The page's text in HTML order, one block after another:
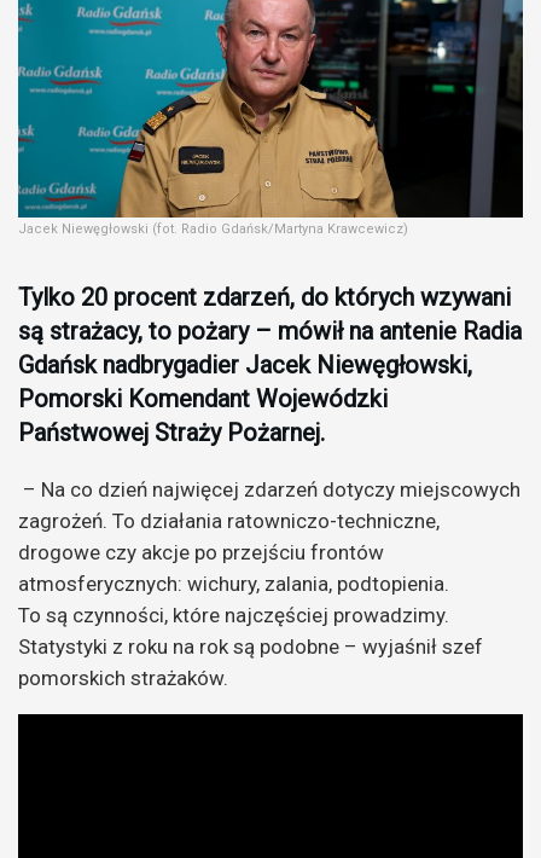
Jacek Niewęgłowski (fot. Radio Gdańsk/Martyna Krawcewicz)
Tylko 20 procent zdarzeń, do których wzywani
są strażacy, to pożary – mówił na antenie Radia
Gdańsk nadbrygadier Jacek Niewęgłowski,
Pomorski Komendant Wojewódzki
Państwowej Straży Pożarnej.
– Na co dzień najwięcej zdarzeń dotyczy miejscowych
zagrożeń. To działania ratowniczo-techniczne,
drogowe czy akcje po przejściu frontów
atmosferycznych: wichury, zalania, podtopienia.
To są czynności, które najczęściej prowadzimy.
Statystyki z roku na rok są podobne – wyjaśnił szef
pomorskich strażaków.